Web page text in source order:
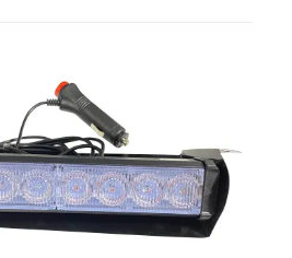
original
era:
$ 123.000.
actual
es:
$ 115.900.